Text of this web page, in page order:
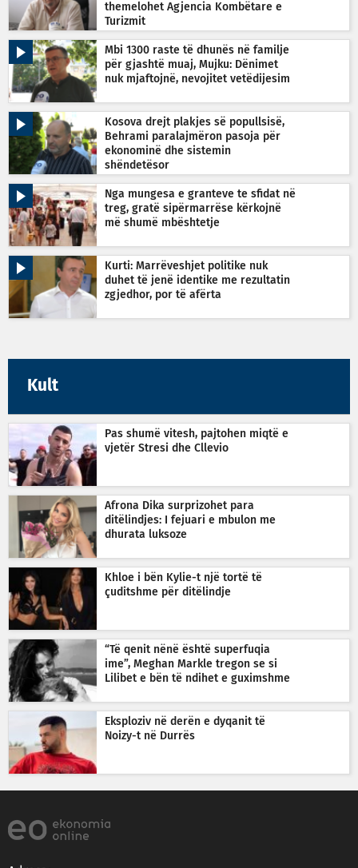
themelohet Agjencia Kombëtare e
Turizmit
Mbi 1300 raste të dhunës në familje
për gjashtë muaj, Mujku: Dënimet
nuk mjaftojnë, nevojitet vetëdijesim
Kosova drejt plakjes së popullsisë,
Behrami paralajmëron pasoja për
ekonominë dhe sistemin
shëndetësor
Nga mungesa e granteve te sfidat në
treg, gratë sipërmarrëse kërkojnë
më shumë mbështetje
Kurti: Marrëveshjet politike nuk
duhet të jenë identike me rezultatin
zgjedhor, por të afërta
Kult
Pas shumë vitesh, pajtohen miqtë e
vjetër Stresi dhe Cllevio
Afrona Dika surprizohet para
ditëlindjes: I fejuari e mbulon me
dhurata luksoze
Khloe i bën Kylie-t një tortë të
çuditshme për ditëlindje
“Të qenit nënë është superfuqia
ime”, Meghan Markle tregon se si
Lilibet e bën të ndihet e guximshme
Eksploziv në derën e dyqanit të
Noizy-t në Durrës